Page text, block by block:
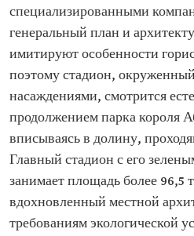
специализированными
генеральный план и
имитируют особенности
поэтому стадион,
насаждениями, смотрится
продолжением парка короля
вписываясь в долину,
Главный стадион с его
занимает площадь более 96,5
вдохновленный местной
требованиям экологической